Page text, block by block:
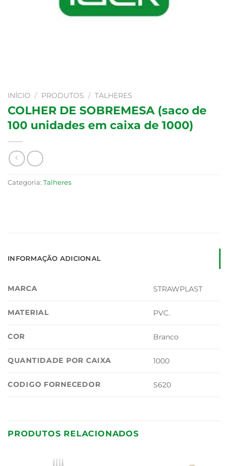
INÍCIO / PRODUTOS / TALHERES
COLHER DE SOBREMESA (saco de
100 unidades em caixa de 1000)
Categoria: Talheres
INFORMAÇÃO ADICIONAL
MARCA STRAWPLAST
MATERIAL PVC.
COR Branco
QUANTIDADE POR CAIXA 1000
CODIGO FORNECEDOR S620
PRODUTOS RELACIONADOS